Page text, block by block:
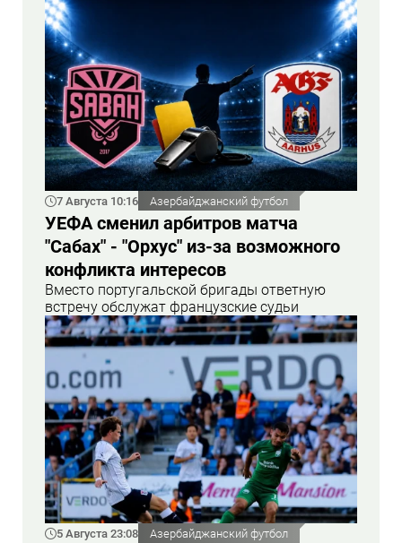
7 Августа 10:16 Азербайджанский футбол
УЕФА сменил арбитров матча
"Сабах" - "Орхус" из-за возможного
конфликта интересов
Вместо португальской бригады ответную
встречу обслужат французские судьи
5 Августа 23:08 Азербайджанский футбол